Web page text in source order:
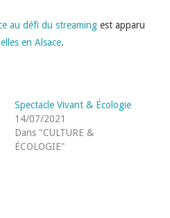
au défi du streaming est apparu
en Alsace.
Spectacle Vivant & Écologie
14/07/2021
Dans "CULTURE &
ÉCOLOGIE"